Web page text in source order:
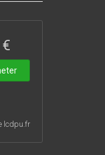
lcdpu.fr